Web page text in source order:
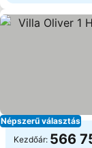
Népszerű választás
Kezdőár: 566